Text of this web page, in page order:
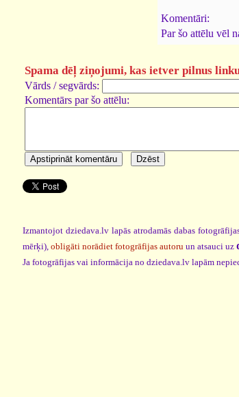
Komentāri:
Par šo attēlu vēl
Spama dēļ ziņojumi, kas ietver pilnus
Vārds / segvārds:
Komentārs par šo attēlu:
Izmantojot dziedava.lv lapās atrodamās dabas
mērķi), obligāti norādiet fotogrāfijas autoru un atsauci uz
Ja fotogrāfijas vai informācija no dziedava.lv lapām